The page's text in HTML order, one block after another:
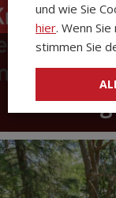
Die
Sonntag
und wie Sie
hier. Wenn
stimmen Sie